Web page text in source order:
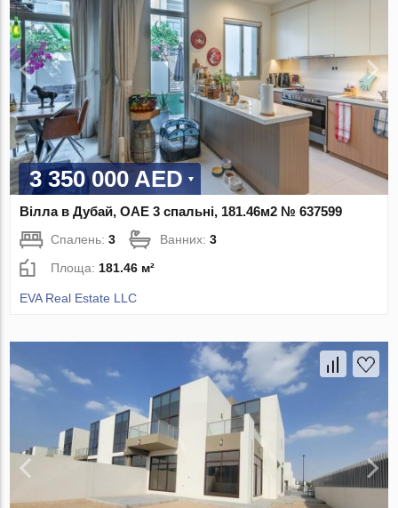
3 350 000 AED
Вілла в Дубай, ОАЕ 3 спальні, 181.46м2 № 637599
Спалень:3 Ванних:3
Площа: 181.46 м²
EVA Real Estate LLC